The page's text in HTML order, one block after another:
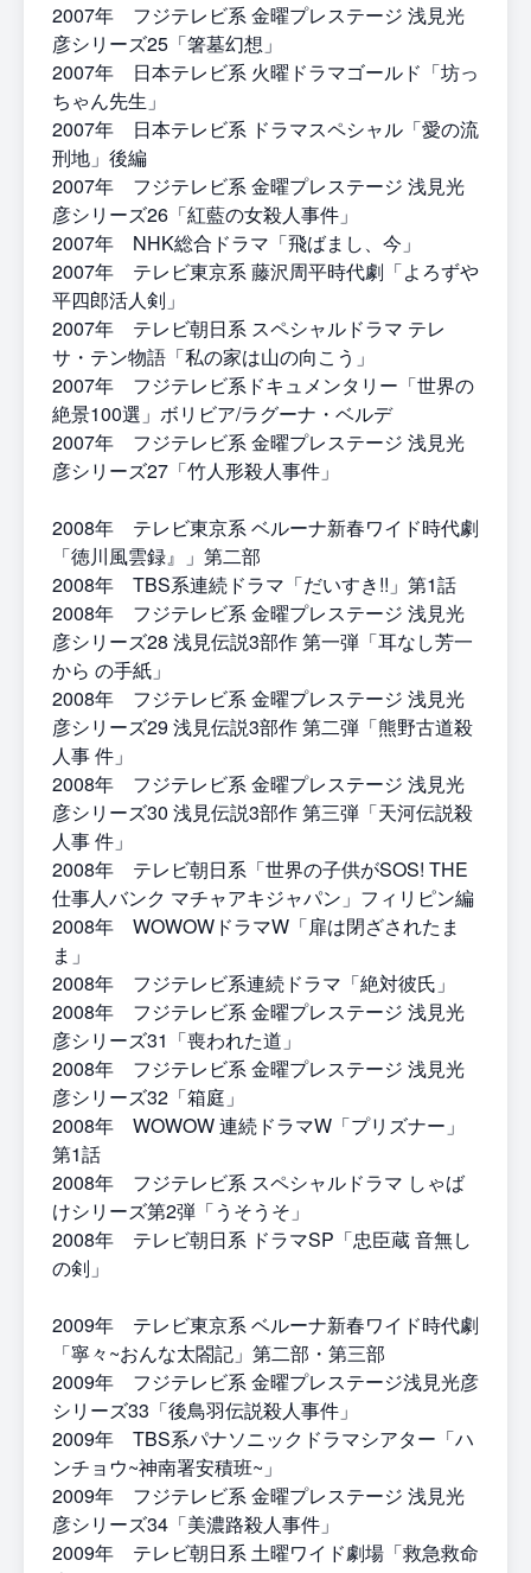
2007年 フジテレビ系 金曜プレステージ 浅見光
彦シリーズ25「箸墓幻想」
2007年 日本テレビ系 火曜ドラマゴールド「坊っ
ちゃん先生」
2007年 日本テレビ系 ドラマスペシャル「愛の流
刑地」後編
2007年 フジテレビ系 金曜プレステージ 浅見光
彦シリーズ26「紅藍の女殺人事件」
2007年 NHK総合ドラマ「飛ばまし、今」
2007年 テレビ東京系 藤沢周平時代劇「よろずや
平四郎活人剣」
2007年 テレビ朝日系 スペシャルドラマ テレ
サ・テン物語「私の家は山の向こう」
2007年 フジテレビ系ドキュメンタリー「世界の
絶景100選」ボリビア/ラグーナ・ベルデ
2007年 フジテレビ系 金曜プレステージ 浅見光
彦シリーズ27「竹人形殺人事件」
2008年 テレビ東京系 ベルーナ新春ワイド時代劇
「徳川風雲録』」第二部
2008年 TBS系連続ドラマ「だいすき!!」第1話
2008年 フジテレビ系 金曜プレステージ 浅見光
彦シリーズ28 浅見伝説3部作 第一弾「耳なし芳一
から の手紙」
2008年 フジテレビ系 金曜プレステージ 浅見光
彦シリーズ29 浅見伝説3部作 第二弾「熊野古道殺
人事 件」
2008年 フジテレビ系 金曜プレステージ 浅見光
彦シリーズ30 浅見伝説3部作 第三弾「天河伝説殺
人事 件」
2008年 テレビ朝日系「世界の子供がSOS! THE
仕事人バンク マチャアキジャパン」フィリピン編
2008年 WOWOWドラマW「扉は閉ざされたま
ま」
2008年 フジテレビ系連続ドラマ「絶対彼氏」
2008年 フジテレビ系 金曜プレステージ 浅見光
彦シリーズ31「喪われた道」
2008年 フジテレビ系 金曜プレステージ 浅見光
彦シリーズ32「箱庭」
2008年 WOWOW 連続ドラマW「プリズナー」
第1話
2008年 フジテレビ系 スペシャルドラマ しゃば
けシリーズ第2弾「うそうそ」
2008年 テレビ朝日系 ドラマSP「忠臣蔵 音無し
の剣」
2009年 テレビ東京系 ベルーナ新春ワイド時代劇
「寧々~おんな太閤記」第二部・第三部
2009年 フジテレビ系 金曜プレステージ浅見光彦
シリーズ33「後鳥羽伝説殺人事件」
2009年 TBS系パナソニックドラマシアター「ハ
ンチョウ~神南署安積班~」
2009年 フジテレビ系 金曜プレステージ 浅見光
彦シリーズ34「美濃路殺人事件」
2009年 テレビ朝日系 土曜ワイド劇場「救急救命